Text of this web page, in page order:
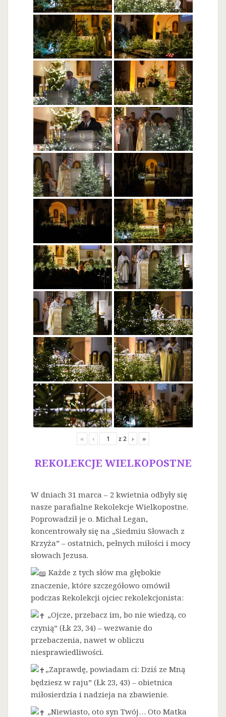
« ‹ z2 › »
REKOLEKCJE WIELKOPOSTNE
W dniach 31 marca – 2 kwietnia odbyły się
nasze parafialne Rekolekcje Wielkopostne.
Poprowadził je o. Michał Legan,
koncentrowały się na „Siedmiu Słowach z
Krzyża” – ostatnich, pełnych miłości i mocy
słowach Jezusa.
Każde z tych słów ma głębokie
znaczenie, które szczegółowo omówił
podczas Rekolekcji ojciec rekolekcjonista:
„Ojcze, przebacz im, bo nie wiedzą, co
czynią” (Łk 23, 34) – wezwanie do
przebaczenia, nawet w obliczu
niesprawiedliwości.
„Zaprawdę, powiadam ci: Dziś ze Mną
będziesz w raju” (Łk 23, 43) – obietnica
miłosierdzia i nadzieja na zbawienie.
„Niewiasto, oto syn Twój… Oto Matka